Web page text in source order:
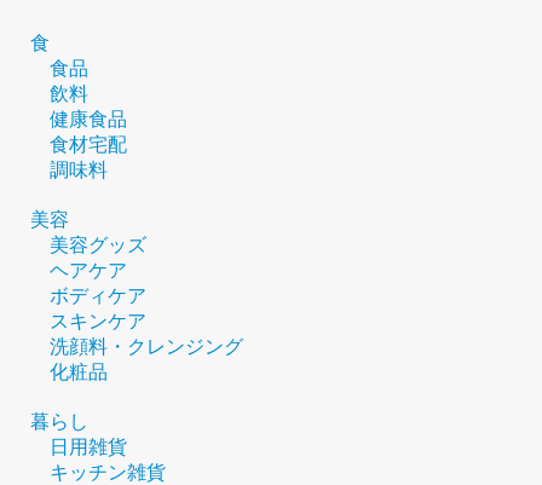
食
食品
飲料
健康食品
食材宅配
調味料
美容
美容グッズ
ヘアケア
ボディケア
スキンケア
洗顔料・クレンジング
化粧品
暮らし
日用雑貨
キッチン雑貨